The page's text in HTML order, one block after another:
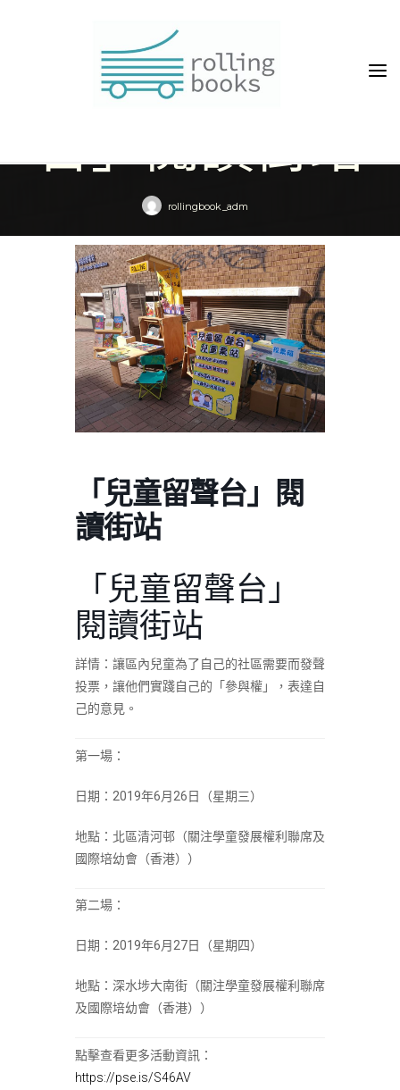
「兒童留聲
台」閱讀街站
rollingbook_adm
HomeEvent 「兒童留聲台」閱讀街站
「兒童留聲台」閱
讀街站
「兒童留聲台」
閱讀街站
詳情：讓區內兒童為了自己的社區需要而發聲
投票，讓他們實踐自己的「參與權」，表達自
己的意見。
第一場：
日期：2019年6月26日（星期三）
地點：北區清河邨（關注學童發展權利聯席及
國際培幼會（香港））
第二場：
日期：2019年6月27日（星期四）
地點：深水埗大南街（關注學童發展權利聯席
及國際培幼會（香港））
點擊查看更多活動資訊：
https://pse.is/S46AV